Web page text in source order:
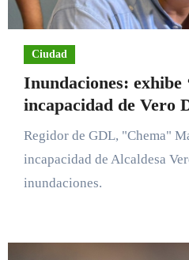
Ciudad
Inundaciones: exhibe
incapacidad de Vero
Regidor de GDL, "Chema" Martínez, exhibió presunta
incapacidad de Alcaldesa
inundaciones.